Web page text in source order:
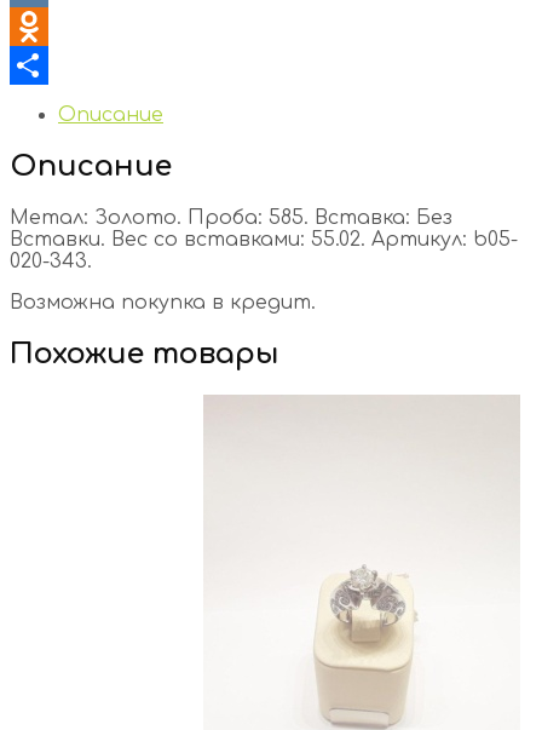
VK
Odnoklassniki
Отправить
Описание
Описание
Метал: Золото. Проба: 585. Вставка: Без
Вставки. Вес со вставками: 55.02. Артикул: b05-
020-343.
Возможна покупка в кредит.
Похожие товары